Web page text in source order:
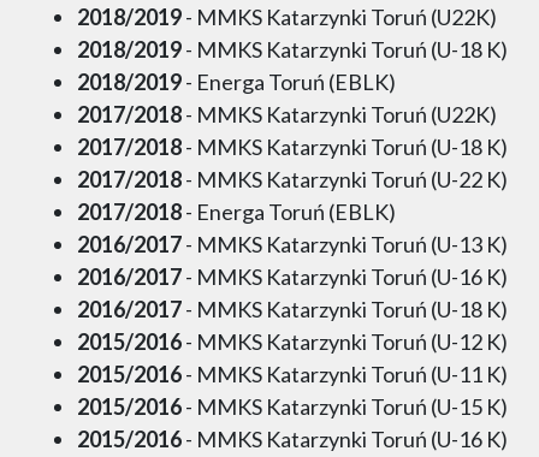
2018/2019- MMKS Katarzynki Toruń (U22K)
2018/2019- MMKS Katarzynki Toruń (U-18 K)
2018/2019- Energa Toruń (EBLK)
2017/2018- MMKS Katarzynki Toruń (U22K)
2017/2018- MMKS Katarzynki Toruń (U-18 K)
2017/2018- MMKS Katarzynki Toruń (U-22 K)
2017/2018- Energa Toruń (EBLK)
2016/2017- MMKS Katarzynki Toruń (U-13 K)
2016/2017- MMKS Katarzynki Toruń (U-16 K)
2016/2017- MMKS Katarzynki Toruń (U-18 K)
2015/2016- MMKS Katarzynki Toruń (U-12 K)
2015/2016- MMKS Katarzynki Toruń (U-11 K)
2015/2016- MMKS Katarzynki Toruń (U-15 K)
2015/2016- MMKS Katarzynki Toruń (U-16 K)